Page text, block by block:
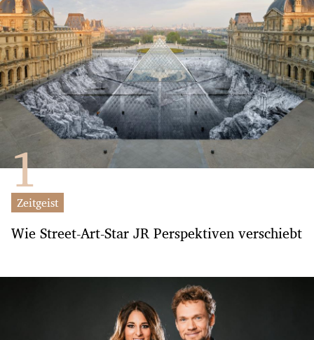
Zeitgeist
Wie Street-Art-Star JR Perspektiven verschiebt